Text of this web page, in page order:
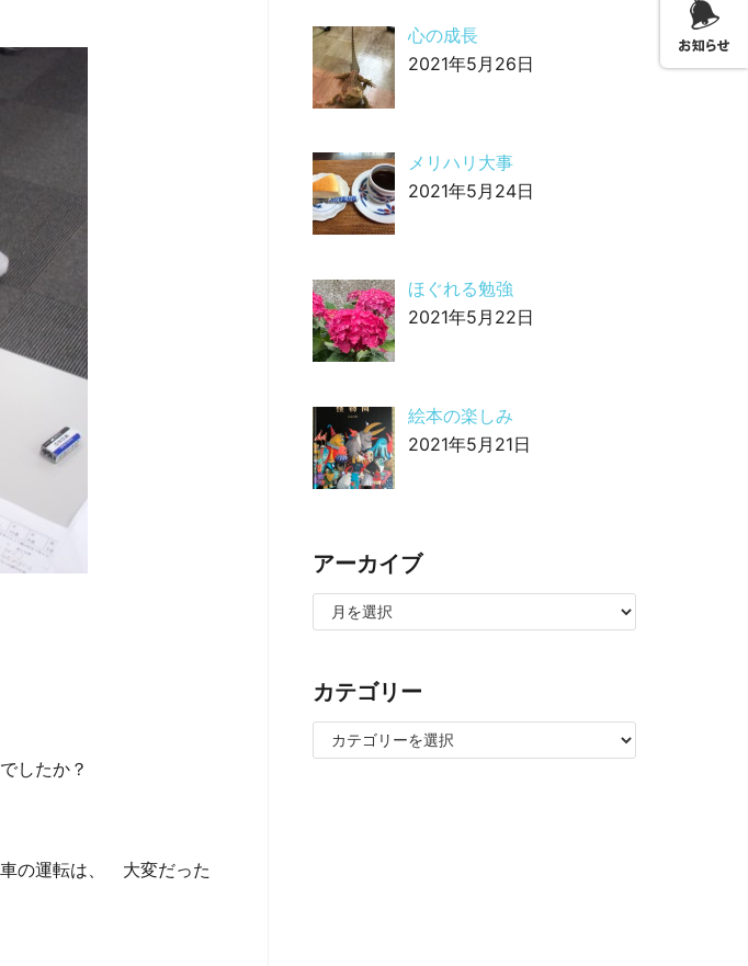
したか？
の運転は、 大変だった
心の成長
2021年5月26日
メリハリ大事
2021年5月24日
ほぐれる勉強
2021年5月22日
絵本の楽しみ
2021年5月21日
アーカイブ
カテゴリー